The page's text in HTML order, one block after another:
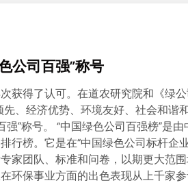
公司百强”称号
获得了认可。在道农研究院和《绿
先、经济优势、环境友好、社会和谐
强”称号。 “中国绿色公司百强榜”是
行榜。它是在“中国绿色公司标杆企
家团队、标准和问卷，以期更大范
环保事业方面的出色表现从上千家